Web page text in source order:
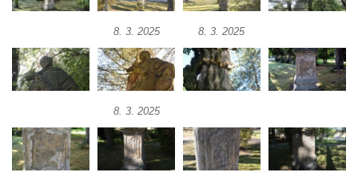
Kamenném Újezdě
Pamětní kámen družebních obcí Kamenný
Újezd a Krauchthal v parku na Náměstí v
Kamenném Újezdě
Socha na náměstí J. V. Kamarýta ve
Velešíně
Pomník J. V. Kamarýta v Krumlovské ulici ve
Velešíně
8. 3. 2025 8. 3. 2025
8. 3. 2025